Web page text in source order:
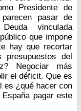
Presidente de
pasar de
vinculada
que impone
hay que recortar
del
Negociar más
el déficit. Que es
es ¿qué hacer con
pagar este